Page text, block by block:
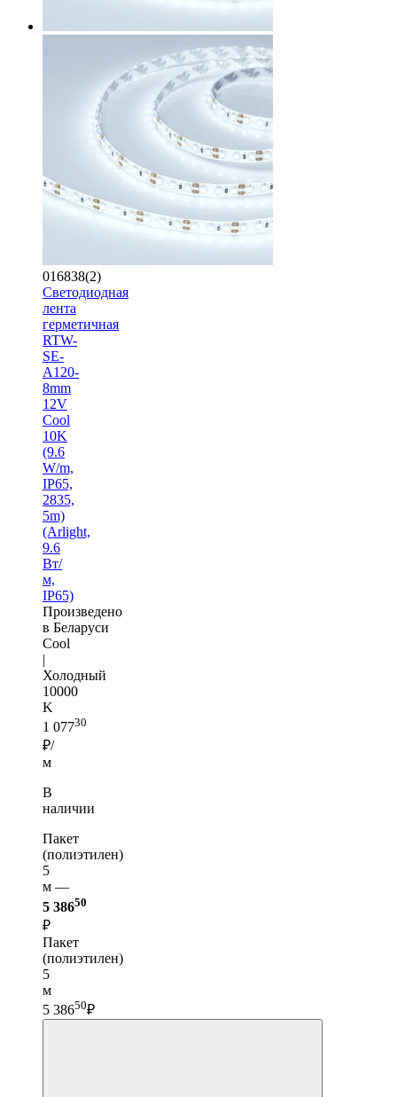
016838(2)
Светодиодная
лента
герметичная
RTW-
SE-
A120-
8mm
12V
Cool
10K
(9.6
W/m,
IP65,
2835,
5m)
(Arlight,
9.6
Вт/
м,
IP65)
Произведено
в Беларуси
Cool
|
Холодный
10000
K
1 07730
₽/
м
В
наличии
Пакет
(полиэтилен)
5
м —
5 38650
₽
Пакет
(полиэтилен)
5
м
5 38650₽